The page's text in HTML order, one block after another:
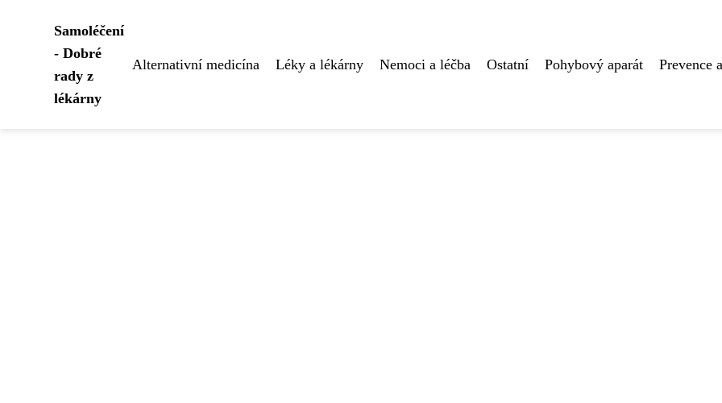
Samoléčení
- Dobré
rady z
lékárny
Alternativní medicína Léky a lékárny Nemoci a léčba Ostatní Pohybový aparát Prevence